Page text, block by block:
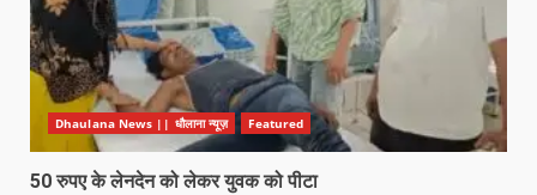
Dhaulana News || धौलाना न्यूज़ Featured
50 रुपए के लेनदेन को लेकर युवक को पीटा